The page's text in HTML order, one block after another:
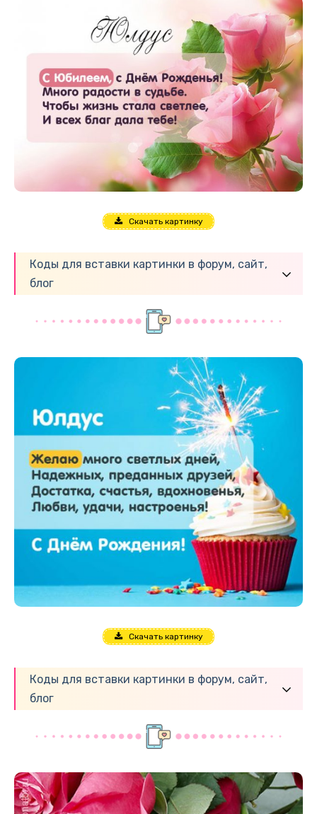
Скачать картинку
Коды для вставки картинки в форум, сайт,
блог
Скачать картинку
Коды для вставки картинки в форум, сайт,
блог